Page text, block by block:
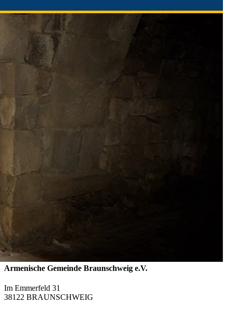
Armenische Gemeinde Braunschweig e.V.
Im Emmerfeld 31
38122 BRAUNSCHWEIG